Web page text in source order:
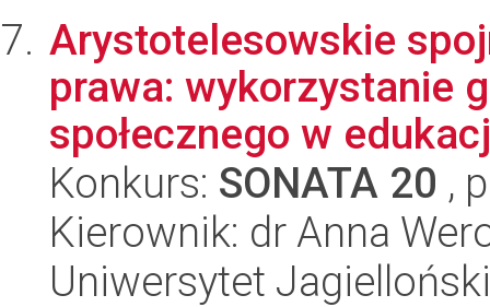
Arystotelesowskie
prawa: wykorzystanie
społecznego w
Konkurs: SONATA 20 ,
Kierownik: dr Anna
Uniwersytet Jagielloński